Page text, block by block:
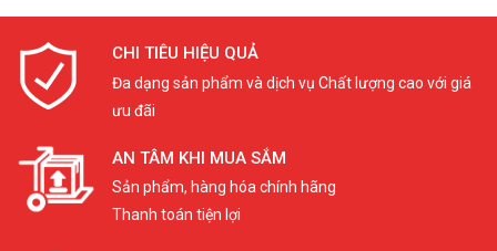
CHI TIÊU HIỆU QUẢ
Đa dạng sản phẩm và dịch vụ Chất lượng cao với giá
ưu đãi
AN TÂM KHI MUA SẮM
Sản phẩm, hàng hóa chính hãng
Thanh toán tiện lợi